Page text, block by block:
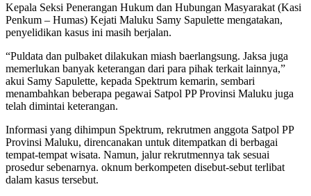
Kepala Seksi Penerangan Hukum dan Hubungan Masyarakat (Kasi
Penkum – Humas) Kejati Maluku Samy Sapulette mengatakan,
penyelidikan kasus ini masih berjalan.
“Puldata dan pulbaket dilakukan miash baerlangsung. Jaksa juga
memerlukan banyak keterangan dari para pihak terkait lainnya,”
akui Samy Sapulette, kepada Spektrum kemarin, sembari
menambahkan beberapa pegawai Satpol PP Provinsi Maluku juga
telah dimintai keterangan.
Informasi yang dihimpun Spektrum, rekrutmen anggota Satpol PP
Provinsi Maluku, direncanakan untuk ditempatkan di berbagai
tempat-tempat wisata. Namun, jalur rekrutmennya tak sesuai
prosedur sebenarnya. oknum berkompeten disebut-sebut terlibat
dalam kasus tersebut.